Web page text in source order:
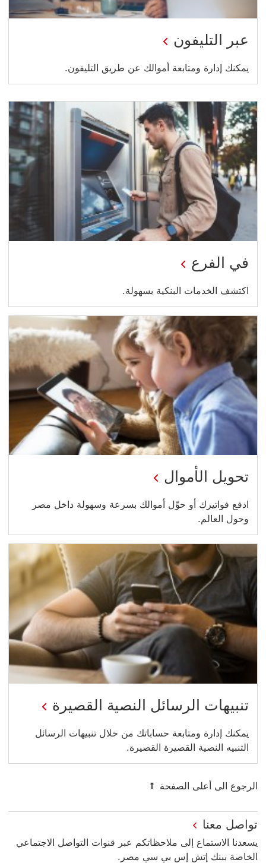
عبر التليفون
يمكنك إدارة ومتابعة أموالك عن طريق التليفون.
في الفرع
اكتشف الخدمات البنكية بسهولة.
تحويل الأموال
ادفع فواتيرك أو حوِّل أموالك بسرعة وسهولة داخل مصر
وحول العالم.
تنبيهات الرسائل النصية القصيرة
يمكنك إدارة ومتابعة حساباتك من خلال تنبيهات الرسائل
التنبيه النصية القصيرة القصيرة.
الرجوع الى أعلى الصفحة
تواصل معنا
يسعدنا الاستماع إلى ملاحظاتكم عبر قنوات التواصل الاجتماعي
الخاصة ببنك إتش إس بي سي مصر.